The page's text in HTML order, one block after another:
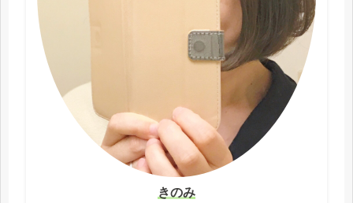
きのみ